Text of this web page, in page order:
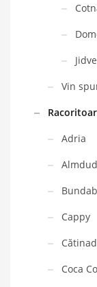
Vin
Adria
Cappy
Coca